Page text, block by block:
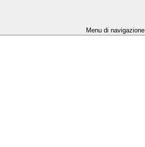
Menu di navigazione